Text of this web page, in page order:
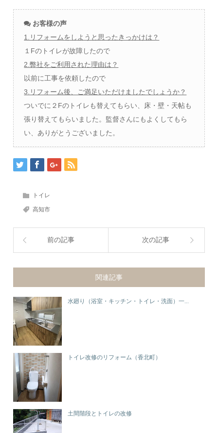
お客様の声
1.リフォームをしようと思ったきっかけは？
１Fのトイレが故障したので
2.弊社をご利用された理由は？
以前に工事を依頼したので
3.リフォーム後、ご満足いただけましたでしょうか？
ついでに２Fのトイレも替えてもらい、床・壁・天帖も
張り替えてもらいました。監督さんにもよくしてもら
い、ありがとうございました。
トイレ
高知市
前の記事 次の記事
関連記事
水廻り（浴室・キッチン・トイレ・洗面）一...
トイレ改修のリフォーム（香北町）
土間階段とトイレの改修